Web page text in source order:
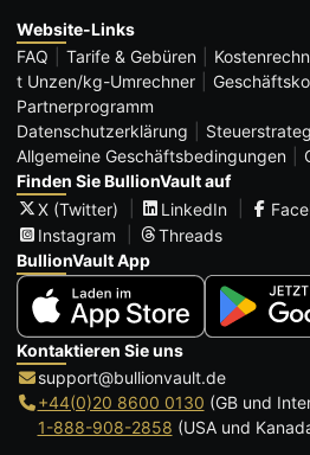
Website-Links
FAQ
Tarife & Gebüren
t Unzen/kg-Umrechner
Partnerprogramm
Datenschutzerklärung
Allgemeine Geschäftsbedingungen
Finden Sie BullionVault auf
X (Twitter)
LinkedIn
Instagram
Threads
BullionVault App
Kontaktieren Sie uns
support@bullionvault.de
+44(0)20 8600 0130 (GB und
1-888-908-2858 (USA und